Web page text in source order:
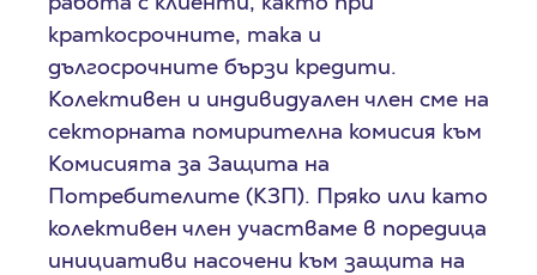
краткосрочните, така и
дългосрочните бързи кредити.
Колективен и индивидуален член сме на
секторната помирителна комисия към
Комисията за Защита на
Потребителите (КЗП). Пряко или като
колективен член участваме в поредица
инициативи насочени към защита на